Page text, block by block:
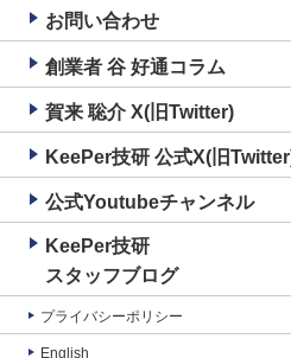
お問い合わせ
創業者 谷 好通コラム
賀来 聡介 X(旧Twitter)
KeePer技研 公式X(旧
公式Youtubeチャンネル
KeePer技研
スタッフブログ
プライバシーポリシー
English